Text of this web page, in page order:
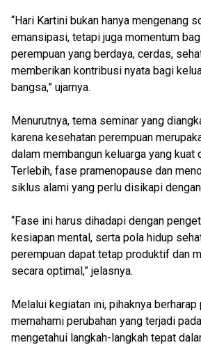
“Hari Kartini bukan hanya mengenang
emansipasi, tetapi juga momentum
perempuan yang berdaya, cerdas,
memberikan kontribusi nyata bagi
bangsa,” ujarnya.
Menurutnya, tema seminar yang
karena kesehatan perempuan
dalam membangun keluarga yang kuat
Terlebih, fase pramenopause dan
siklus alami yang perlu disikapi
“Fase ini harus dihadapi dengan
kesiapan mental, serta pola hidup
perempuan dapat tetap produktif dan
secara optimal,” jelasnya.
Melalui kegiatan ini, pihaknya
memahami perubahan yang terjadi
mengetahui langkah-langkah tepat